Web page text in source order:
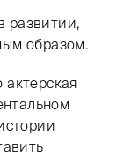
развитии,
образом.